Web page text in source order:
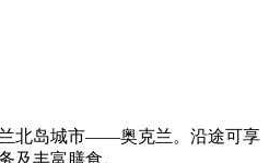
北岛城市——奥克兰。沿途可享
及丰富膳食。